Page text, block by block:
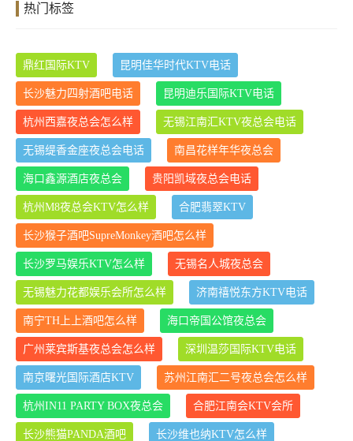
热门标签
鼎红国际KTV 昆明佳华时代KTV电话
长沙魅力四射酒吧电话 昆明迪乐国际KTV电话
杭州西嘉夜总会怎么样 无锡江南汇KTV夜总会电话
无锡缇香金座夜总会电话 南昌花样年华夜总会
海口鑫源酒店夜总会 贵阳凯域夜总会电话
杭州M8夜总会KTV怎么样 合肥翡翠KTV
长沙猴子酒吧SupreMonkey酒吧怎么样
长沙罗马娱乐KTV怎么样 无锡名人城夜总会
无锡魅力花都娱乐会所怎么样 济南禧悦东方KTV电话
南宁TH上上酒吧怎么样 海口帝国公馆夜总会
广州莱宾斯基夜总会怎么样 深圳温莎国际KTV电话
南京曙光国际酒店KTV 苏州江南汇二号夜总会怎么样
杭州IN11 PARTY BOX夜总会 合肥江南会KTV会所
长沙熊猫PANDA酒吧 长沙维也纳KTV怎么样